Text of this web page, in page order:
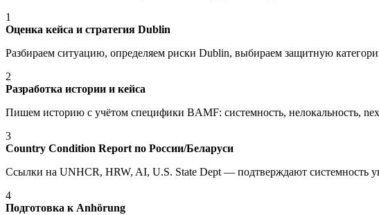
1
Оценка кейса и стратегия Dublin
Разбираем ситуацию, определяем риски Dublin, выбираем защитную
2
Разработка истории и кейса
Пишем историю с учётом специфики BAMF: системность, нелокальность,
3
Country Condition Report по России/Беларуси
Ссылки на UNHCR, HRW, AI, U.S. State Dept — подтверждают системность
4
Подготовка к Anhörung